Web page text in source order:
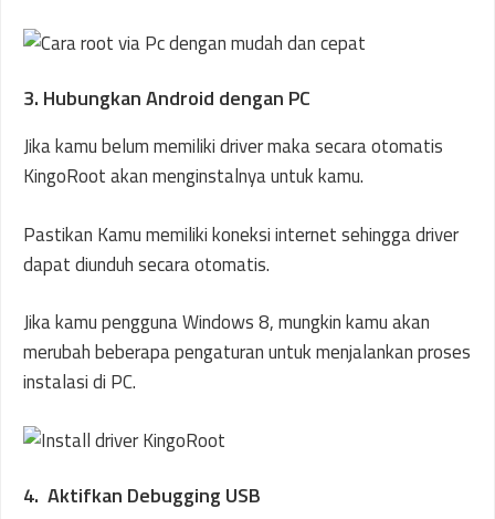
3. Hubungkan Android dengan PC
Jika kamu belum memiliki driver maka secara otomatis
KingoRoot akan menginstalnya untuk kamu.
Pastikan Kamu memiliki koneksi internet sehingga driver
dapat diunduh secara otomatis.
Jika kamu pengguna Windows 8, mungkin kamu akan
merubah beberapa pengaturan untuk menjalankan proses
instalasi di PC.
4. Aktifkan Debugging USB